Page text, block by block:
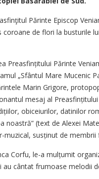
Părinte Episcop
coroane de flori la busturile
Prea­sfin­țitului Părinte
„Sfântul Mare Mucenic
Marin Grigore,
mesaj al
obiceiurilor, datinilor
noastră” (text de Alexei
muzical, susținut de
Corfu, le-a mulțumit
au cântat frumoase melodii